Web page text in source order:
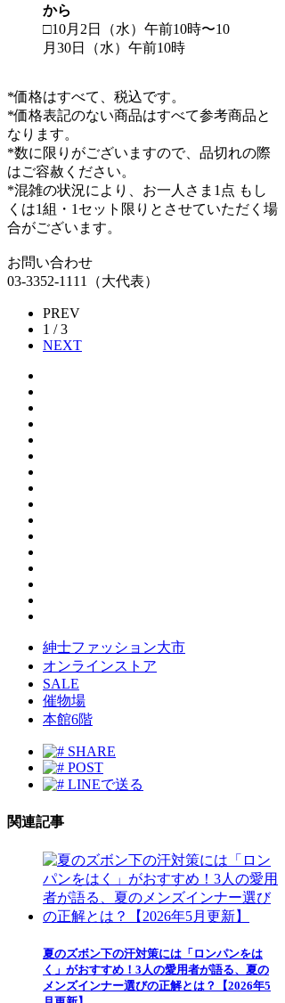
から
□10月2日（水）午前10時〜10
月30日（水）午前10時
*価格はすべて、税込です。
*価格表記のない商品はすべて参考商品と
なります。
*数に限りがございますので、品切れの際
はご容赦ください。
*混雑の状況により、お一人さま1点 もし
くは1組・1セット限りとさせていただく場
合がございます。
お問い合わせ
03-3352-1111（大代表）
PREV
1 / 3
NEXT
紳士ファッション大市
オンラインストア
SALE
催物場
本館6階
SHARE
POST
LINEで送る
関連記事
夏のズボン下の汗対策には「ロンパンをは
く」がおすすめ！3人の愛用者が語る、夏の
メンズインナー選びの正解とは？【2026年5